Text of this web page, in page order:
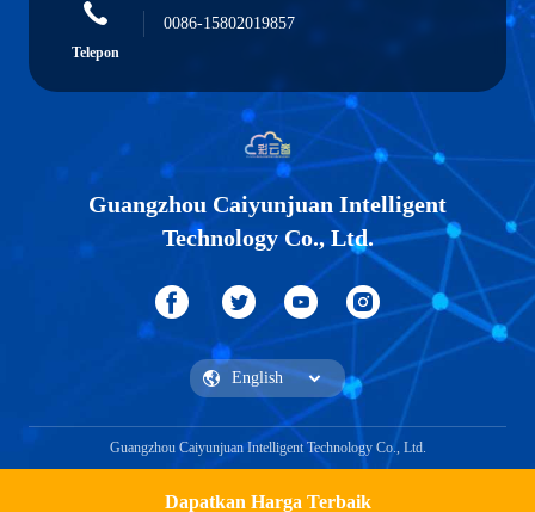
Dapatkan Harga Terbaik
Telepon
0086-15802019857
Guangzhou Caiyunjuan Intelligent
Technology Co., Ltd.
Guangzhou Caiyunjuan Intelligent Technology Co., Ltd.
Dapatkan Penawaran